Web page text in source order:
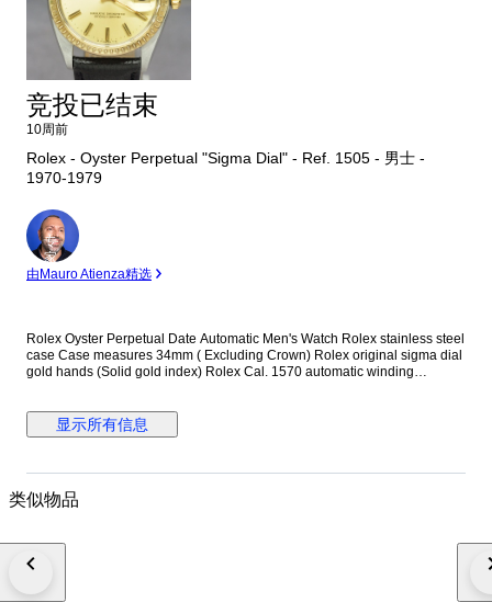
竞投已结束
10周前
Rolex - Oyster Perpetual "Sigma Dial" - Ref. 1505 - 男士 -
1970-1979
专
家
由Mauro Atienza精选
Rolex Oyster Perpetual Date Automatic Men's Watch Rolex stainless steel
case Case measures 34mm ( Excluding Crown) Rolex original sigma dial
gold hands (Solid gold index) Rolex Cal. 1570 automatic winding
certificate (Purchased in year 1975) This watch is guaranteed to be
genuine Rolex. Shipping by Fedex, DHL or EMS depending on
tax fees/import fees to be paid by buyer is available. If winning bidder
return import duties of seller if buyer do not follow return instructions
显示所有信息
类似物品